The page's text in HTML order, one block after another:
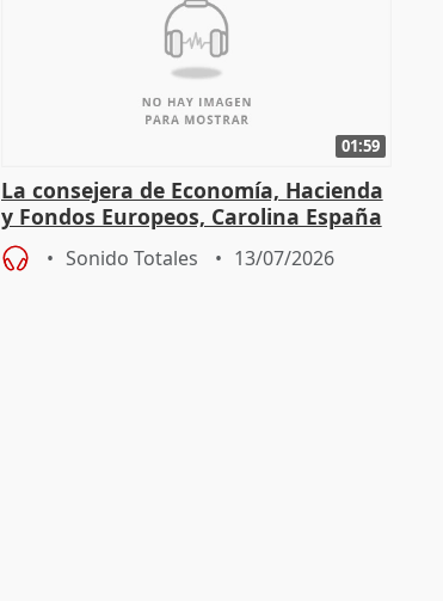
01:59
La consejera de Economía, Hacienda
y Fondos Europeos, Carolina España
Sonido Totales 13/07/2026